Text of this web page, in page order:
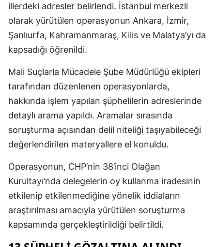
illerdeki adresler belirlendi. İstanbul merkezli
olarak yürütülen operasyonun Ankara, İzmir,
Şanlıurfa, Kahramanmaraş, Kilis ve Malatya’yı da
kapsadığı öğrenildi.
Mali Suçlarla Mücadele Şube Müdürlüğü ekipleri
tarafından düzenlenen operasyonlarda,
hakkında işlem yapılan şüphelilerin adreslerinde
detaylı arama yapıldı. Aramalar sırasında
soruşturma açısından delil niteliği taşıyabileceği
değerlendirilen materyallere el konuldu.
Operasyonun, CHP’nin 38’inci Olağan
Kurultayı’nda delegelerin oy kullanma iradesinin
etkilenip etkilenmediğine yönelik iddiaların
araştırılması amacıyla yürütülen soruşturma
kapsamında gerçekleştirildiği belirtildi.